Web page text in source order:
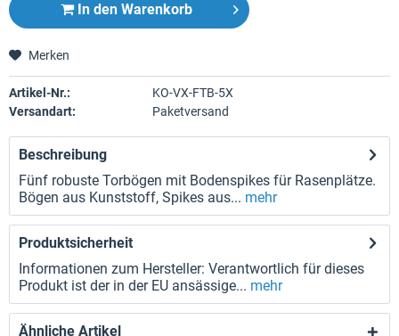
In den Warenkorb
Merken
Artikel-Nr.:
KO-VX-FTB-5X
Versandart:
Paketversand
Beschreibung
Fünf robuste Torbögen mit Bodenspikes für Rasenplätze.
Bögen aus Kunststoff, Spikes aus... mehr
Produktsicherheit
Informationen zum Hersteller: Verantwortlich für dieses
Produkt ist der in der EU ansässige... mehr
Ähnliche Artikel